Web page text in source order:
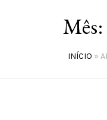
Mês:
INÍCIO »